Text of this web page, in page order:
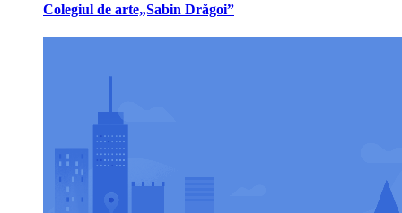
Colegiul de arte„Sabin Drăgoi”